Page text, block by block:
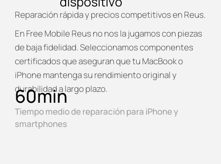
Reparación rápida y precios competitivos en Reus.
En Free Mobile Reus no nos la jugamos con piezas
de baja fidelidad. Seleccionamos componentes
certificados que aseguran que tu MacBook o
iPhone mantenga su rendimiento original y
durabilidad a largo plazo.
Tiempo medio de reparación para iPhone y
smartphones
60min